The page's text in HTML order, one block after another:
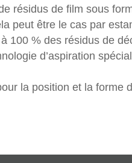
résidus de film sous
peut être le cas par
100 % des résidus de
d’aspiration
la position et la forme